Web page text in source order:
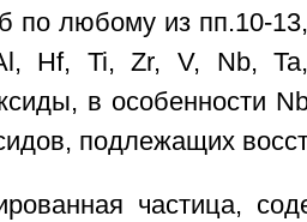
по любому из пп.10-
Hf, Ti, Zr, V, Nb,
в особенности
подлежащих
частица,